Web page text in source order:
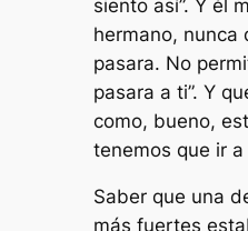
siento así”. Y él
hermano, nunca
pasara. No
pasara a ti”. Y
como, bueno,
tenemos que ir
Saber que una
más fuertes